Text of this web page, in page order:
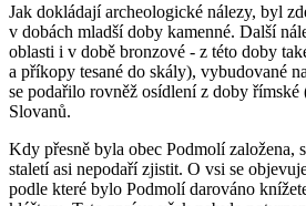
Jak dokládají archeologické nálezy, byl
v dobách mladší doby kamenné. Další
oblasti i v době bronzové - z této doby
a příkopy tesané do skály), vybudované
se podařilo rovněž osídlení z doby
Slovanů.
Kdy přesně byla obec Podmolí založena,
staletí asi nepodaří zjistit. O vsi se
podle které bylo Podmolí darováno